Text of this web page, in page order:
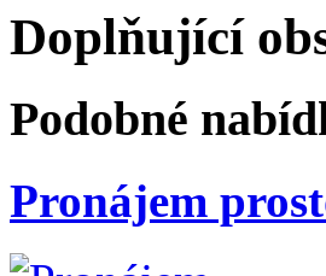
Doplňující
Podobné
Pronájem